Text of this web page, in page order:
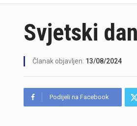
Svjetski
Članak objavljen: 13/08/2024
Podijeli na Facebook